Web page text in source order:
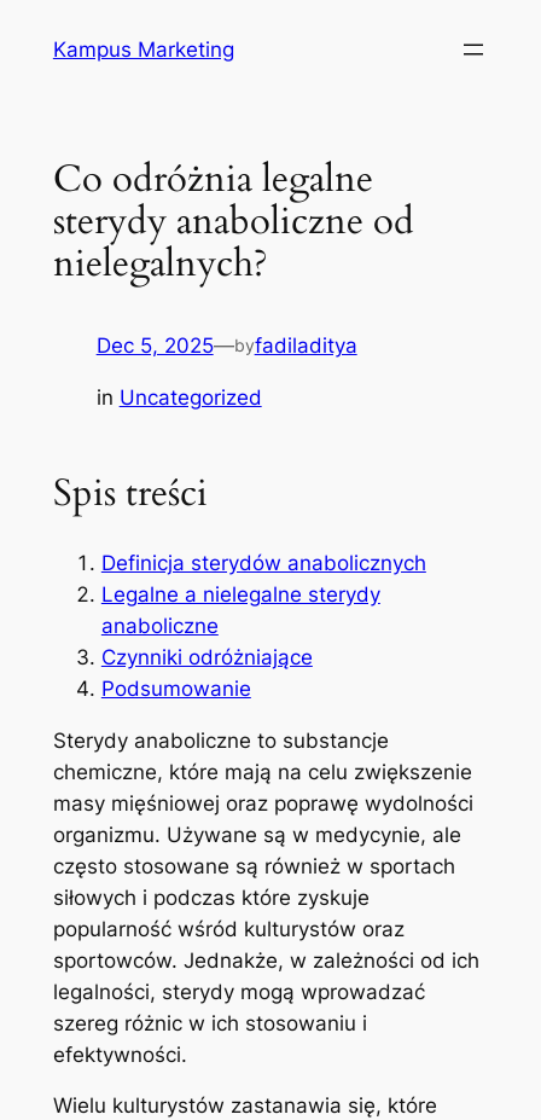
Kampus Marketing
Co odróżnia legalne
sterydy anaboliczne od
nielegalnych?
Dec 5, 2025—byfadiladitya
in Uncategorized
Spis treści
Definicja sterydów anabolicznych
Legalne a nielegalne sterydy
anaboliczne
Czynniki odróżniające
Podsumowanie
Sterydy anaboliczne to substancje
chemiczne, które mają na celu zwiększenie
masy mięśniowej oraz poprawę wydolności
organizmu. Używane są w medycynie, ale
często stosowane są również w sportach
siłowych i podczas które zyskuje
popularność wśród kulturystów oraz
sportowców. Jednakże, w zależności od ich
legalności, sterydy mogą wprowadzać
szereg różnic w ich stosowaniu i
efektywności.
Wielu kulturystów zastanawia się, które